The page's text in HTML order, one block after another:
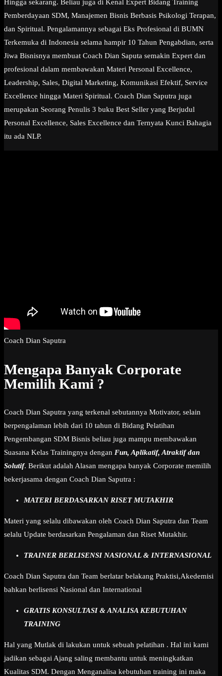
Hingga sekarang. Beliau juga di Kenal Expert Bidang Training
Pemberdayaan SDM, Manajemen Bisnis Berbasis Psikologi Terapan,
dan Spiritual. Pengalamannya sebagai Eks Profesional di BUMN
Terkemuka di Indonesia selama hampir 10 Tahun Pengabdian, serta
Jiwa Bisnisnya membuat Coach Dian Saputa semakin Expert dan
profesional dalam membawakan Materi Personal Excellence,
Leadership, Sales, Digital Marketing, Komunikasi Efektif, Service
Excellence hingga Materi Spiritual. Coach Dian Saputra juga
merupakan Seorang Penulis 3 buku Best Seller yang Berjudul
Personal Excellence, Sales Excellence dan Ternyata Kunci Bahagia
itu ada NLP.
Coach Dian Saputra
Mengapa Banyak Corporate
Memilih Kami ?
Coach Dian Saputra yang terkenal sebutannya Motivator, selain
berpengalaman lebih dari 10 tahun di Bidang Pelatihan
Pengembangan SDM Bisnis beliau juga mampu membawakan
Suasana Kelas Trainingnya dengan Fun, Aplikatif, Atraktif dan
Solutif. Berikut adalah Alasan mengapa banyak Corporate memilih
bekerjasama dengan Coach Dian Saputra :
MATERI BERDASARKAN RISET MUTAKHIR
Materi yang selalu dibawakan oleh Coach Dian Saputra dan Team
selalu Update berdasarkan Pengalaman dan Riset Mutakhir.
TRAINER BERLISENSI NASIONAL & INTERNASIONAL
Coach Dian Saputra dan Team berlatar belakang Praktisi,Akedemisi
bahkan berlisensi Nasional dan International
GRATIS KONSULTASI & ANALISA KEBUTUHAN
TRAINING
Hal yang Mutlak di lakukan untuk sebuah pelatihan . Hal ini kami
jadikan sebagai Ajang saling membantu untuk meningkatkan
Kualitas SDM. Dengan Menganalisa kebutuhan training ini maka